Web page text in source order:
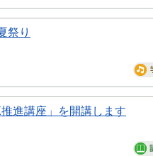
祭り
進講座」を開講します